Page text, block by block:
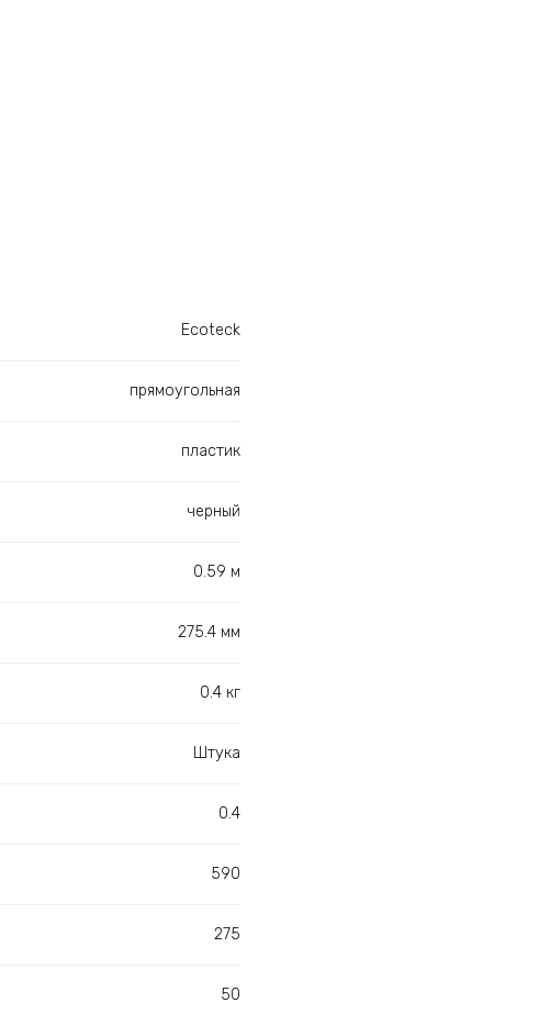
Ecoteck
прямоугольная
пластик
черный
0.59 м
275.4 мм
0.4 кг
Штука
0.4
590
275
50